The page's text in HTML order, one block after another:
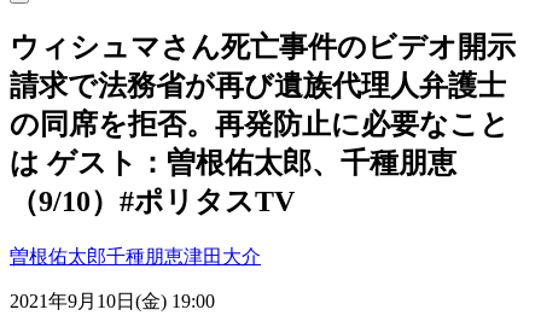
ウィシュマさん死亡事件のビデオ開示
請求で法務省が再び遺族代理人弁護士
の同席を拒否。再発防止に必要なこと
は ゲスト：曽根佑太郎、千種朋恵
（9/10）#ポリタスTV
曽根佑太郎千種朋恵津田大介
2021年9月10日(金) 19:00